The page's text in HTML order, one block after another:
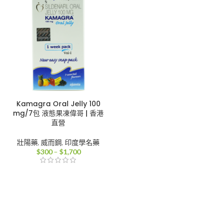
Kamagra Oral Jelly 100
mg/7包 液態果凍偉哥 | 香港
直營
壯陽藥, 威而鋼, 印度學名藥
$300 – $1,700價